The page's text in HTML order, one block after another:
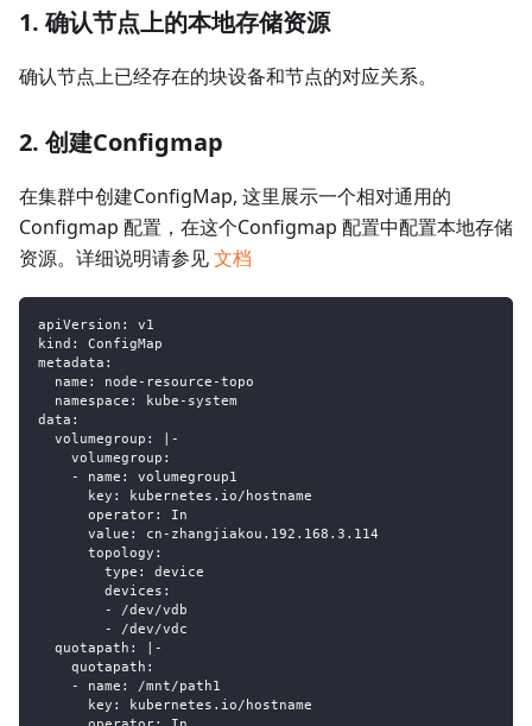
1. 确认节点上的本地存储资源
确认节点上已经存在的块设备和节点的对应关系。
2. 创建Configmap
在集群中创建ConfigMap, 这里展示一个相对通用的
Configmap 配置，在这个Configmap 配置中配置本地存储
资源。详细说明请参见文档
apiVersion :
v1
kind :
ConfigMap
metadata :
name : node - resource -topo
namespace : kube - system
data :
volumegroup :
-
volumegroup :
-
name :
volumegroup1
key :
kubernetes.io/hostname
operator:
In
value : cn - zhangjiakou.192.168.3.114
topology :
type :
device
devices :
-
/dev/vdb
-
/dev/vdc
quotapath :
-
quotapath :
-
name :
/mnt/path1
key :
kubernetes.io/hostname